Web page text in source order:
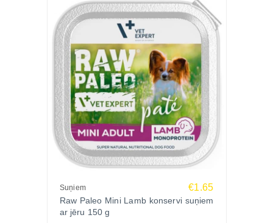
Suņiem €1.65
Raw Paleo Mini Lamb konservi suņiem
ar jēru 150 g